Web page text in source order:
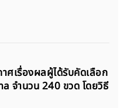
ศเรื่องผลผู้ได้รับคัดเลือก
จำนวน 240 ขวด โดยวิธี